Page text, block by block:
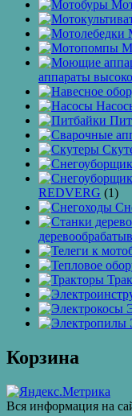
аппараты
REDVERG (1)
Корзина
Вся информация на